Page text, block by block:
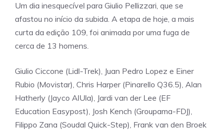
Um dia inesquecível para Giulio Pellizzari, que se
afastou no início da subida. A etapa de hoje, a mais
curta da edição 109, foi animada por uma fuga de
cerca de 13 homens.
Giulio Ciccone (Lidl-Trek), Juan Pedro Lopez e Einer
Rubio (Movistar), Chris Harper (Pinarello Q36.5), Alan
Hatherly (Jayco AlUla), Jardi van der Lee (EF
Education Easypost), Josh Kench (Groupama-FDJ),
Filippo Zana (Soudal Quick-Step), Frank van den Broek